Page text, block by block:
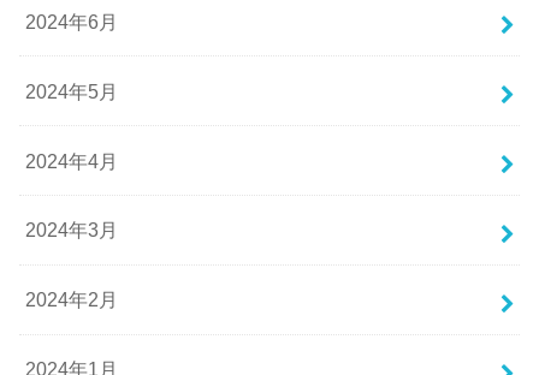
2024年6月
2024年5月
2024年4月
2024年3月
2024年2月
2024年1月